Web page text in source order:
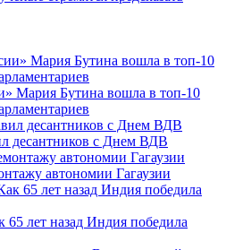
разрешило продажу бензина
Что известно
области и 605 БПЛА.
регионы
подростков за подготовку
после вторжения ВСУ в